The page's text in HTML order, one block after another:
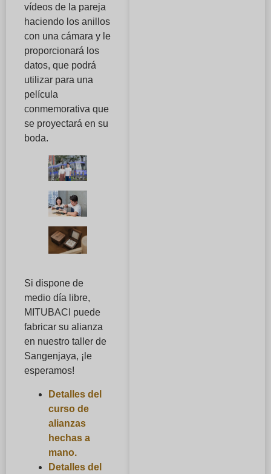
vídeos de la pareja
haciendo los anillos
con una cámara y le
proporcionará los
datos, que podrá
utilizar para una
película
conmemorativa que
se proyectará en su
boda.
Si dispone de
medio día libre,
MITUBACI puede
fabricar su alianza
en nuestro taller de
Sangenjaya, ¡le
esperamos!
Detalles del
curso de
alianzas
hechas a
mano.
Detalles del